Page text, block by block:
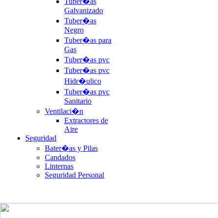
Galvanizado
Tuber�as
Negro
Tuber�as para
Gas
Tuber�as pvc
Tuber�as pvc
Hidr�ulico
Tuber�as pvc
Sanitario
Ventilaci�n
Extractores de
Aire
Seguridad
Bater�as y Pilas
Candados
Linternas
Seguridad Personal